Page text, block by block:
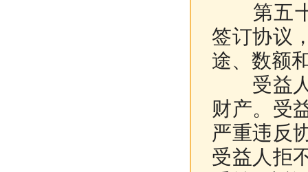
第五十
签订协议
途、数额
受益人
财产。受
严重违反
受益人拒